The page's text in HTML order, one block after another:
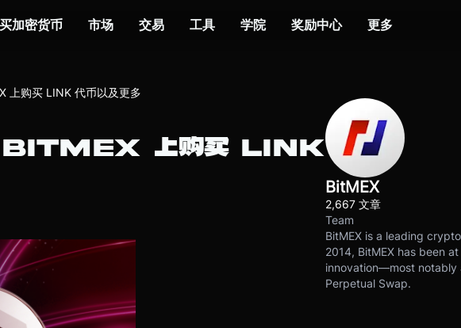
加密货币 市场 交易 工具 学院 奖励中心 更多
上购买 LINK 代币以及更多
在 BITMEX 上购买 LINK
BitMEX
2,667 文章
Team
BitMEX is a leading
2014, BitMEX has been
innovation—most notably
Perpetual Swap.